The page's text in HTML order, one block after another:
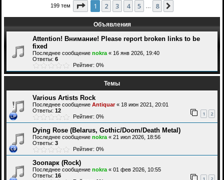
199 тем Страница из 8
1 2 3 4 5 8
Объявления
Attention! Внимание! Please report broken links to be
fixed
Последнее сообщение nokra « 16 янв 2026, 19:40
Ответы: 6
Рейтинг: 0%
Темы
Various Artists Rock
Последнее сообщение Antiquar« 18 июн 2021, 20:01
Ответы: 12 1 2
Рейтинг: 0%
Dying Rose (Belarus, Gothic/Doom/Death Metal)
Последнее сообщение nokra « 21 июл 2026, 18:56
Ответы: 3
Рейтинг: 0%
Зоопарк (Rock)
Последнее сообщение nokra « 01 фев 2026, 10:55
Ответы: 16 1 2